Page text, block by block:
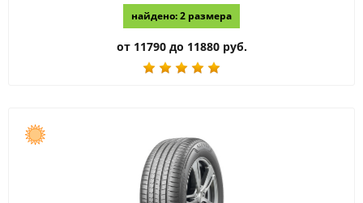
найдено: 2 размера
от 11790 до 11880 руб.